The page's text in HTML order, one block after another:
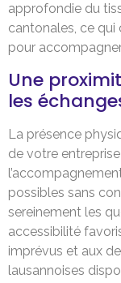
approfondie du
cantonales, ce
pour
Une
les
La présence
de votre
possibles sans
sereinement les
accessibilité
imprévus et aux
lausannoises